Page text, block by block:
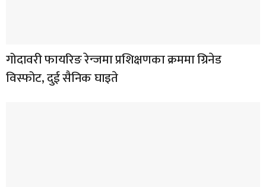
गोदावरी फायरिङ रेन्जमा प्रशिक्षणका क्रममा ग्रिनेड
विस्फोट, दुई सैनिक घाइते